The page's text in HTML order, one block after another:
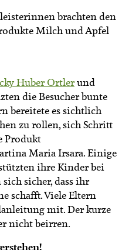
brachten den
Milch und Apfel
Huber Ortlerund
die Besucher bunte
bereitete es sichtlich
zu rollen, sich Schritt
Produkt
Maria Irsara. Einige
ihre Kinder bei
sicher, dass ihr
schafft. Viele Eltern
mit. Der kurze
nicht beirren.